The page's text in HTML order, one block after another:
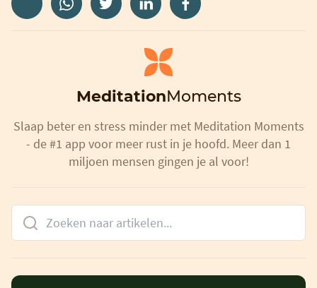
MeditationMoments
Slaap beter en stress minder met Meditation Moments
- de #1 app voor meer rust in je hoofd. Meer dan 1
miljoen mensen gingen je al voor!